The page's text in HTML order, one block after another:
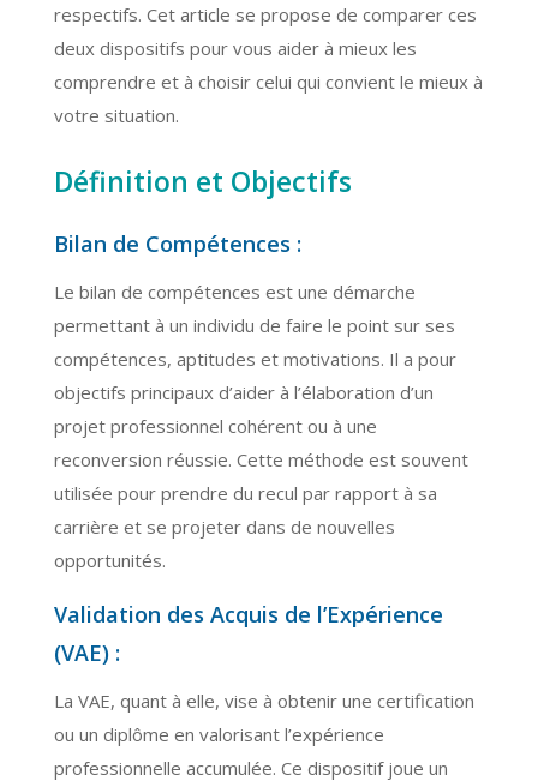
respectifs. Cet article se propose de comparer ces
deux dispositifs pour vous aider à mieux les
comprendre et à choisir celui qui convient le mieux à
votre situation.
Définition et Objectifs
Bilan de Compétences :
Le bilan de compétences est une démarche
permettant à un individu de faire le point sur ses
compétences, aptitudes et motivations. Il a pour
objectifs principaux d’aider à l’élaboration d’un
projet professionnel cohérent ou à une
reconversion réussie. Cette méthode est souvent
utilisée pour prendre du recul par rapport à sa
carrière et se projeter dans de nouvelles
opportunités.
Validation des Acquis de l’Expérience
(VAE) :
La VAE, quant à elle, vise à obtenir une certification
ou un diplôme en valorisant l’expérience
professionnelle accumulée. Ce dispositif joue un